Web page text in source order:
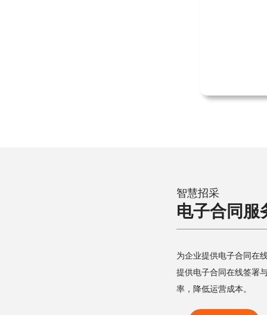
智慧招采
电子合同服
为企业提供电子合同在
提供电子合同在线签署
率，降低运营成本。